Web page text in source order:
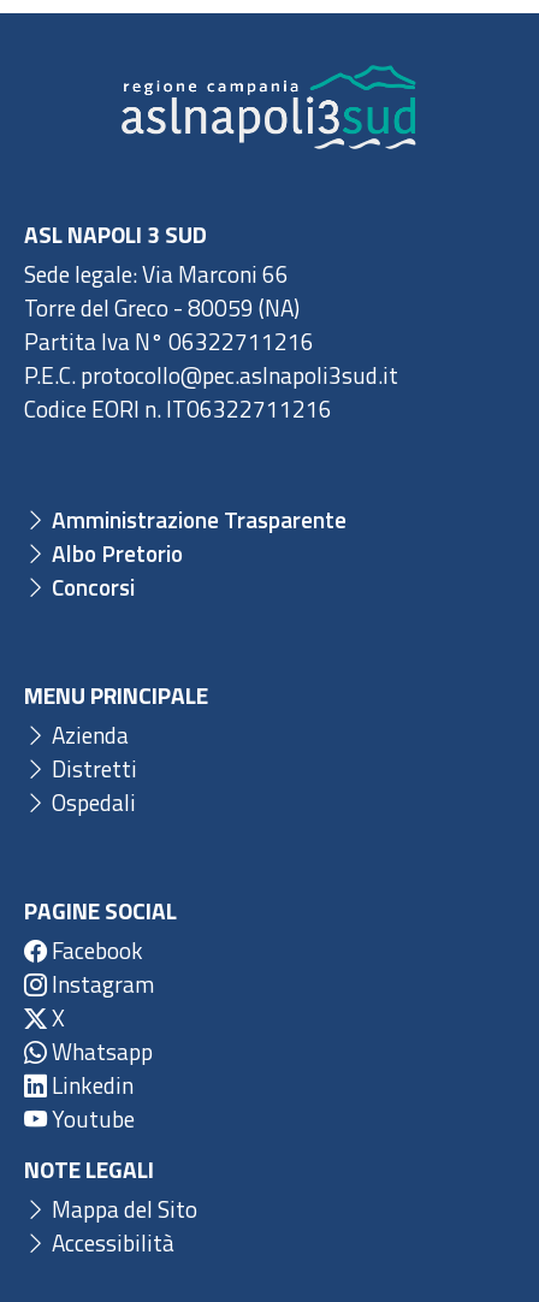
ASL NAPOLI 3 SUD
Sede legale: Via Marconi 66
Torre del Greco - 80059 (NA)
Partita Iva N° 06322711216
P.E.C. protocollo@pec.aslnapoli3sud.it
Codice EORI n. IT06322711216
Amministrazione Trasparente
Albo Pretorio
Concorsi
MENU PRINCIPALE
Azienda
Distretti
Ospedali
PAGINE SOCIAL
Facebook
Instagram
X
Whatsapp
Linkedin
Youtube
NOTE LEGALI
Mappa del Sito
Accessibilità